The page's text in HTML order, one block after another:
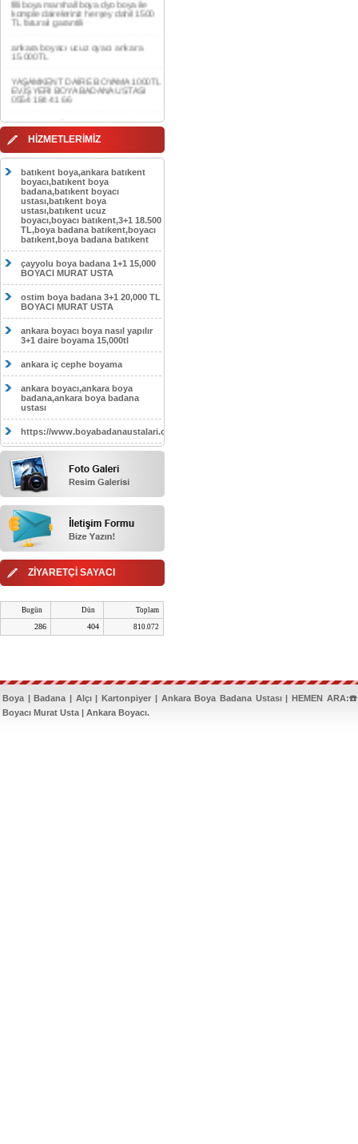
ankara boyacı ucuz oyacı ankara
15.000TL
YAŞAMKENT DAİRE BOYAMA 1000TL
EV,İŞYERİ BOYA BADANA USTASI
AKDERE DAİRE BOYAMA 1000TL
EV,İŞYERİ BOYA BADANA USTASI
CEBECİ DAİRE BOYAMA 1000TL
0554 184 41 66
HASKÖY DAİRE BOYAMA 1000TL
EV,İŞYERİ BOYA BADANA USTASI
0554 184 41 66
GÖLBAŞI DAİRE BOYAMA 1000TL
EV,İŞYERİ BOYA BADANA USTASI
0554 184 41 66
SOKULLU DAİRE BOYAMA 1000TL
EV,İŞYERİ BOYA BADANA USTASI
0554 184 41 66
HİZMETLERİMİZ
batıkent boya,ankara batıkent
boyacı,batıkent boya
badana,batıkent boyacı
ustası,batıkent boya
ustası,batıkent ucuz
boyacı,boyacı batıkent,3+1 18.500
TL,boya badana batıkent,boyacı
batıkent,boya badana batıkent
çayyolu boya badana 1+1 15,000
BOYACI MURAT USTA
ostim boya badana 3+1 20,000 TL
BOYACI MURAT USTA
ankara boyacı boya nasıl yapılır
3+1 daire boyama 15,000tl
ankara iç cephe boyama
ankara boyacı,ankara boya
badana,ankara boya badana
ustası
https://www.boyabadanaustalari.com/
ZİYARETÇİ SAYACI
Bugün Dün Toplam
286 404 810.072
Boya | Badana | Alçı | Kartonpiyer | Ankara Boya Badana Ustası | HEMEN
Boyacı Murat Usta | Ankara Boyacı.